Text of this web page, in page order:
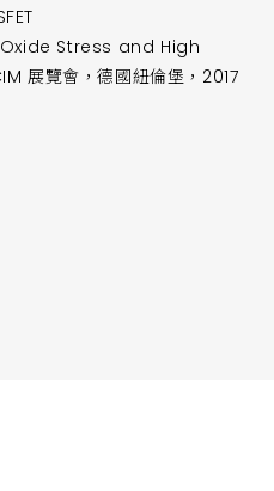
Stress and High
展覽會，德國紐倫堡，2017